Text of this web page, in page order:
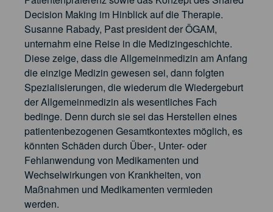
Decision Making im Hinblick auf die Therapie.
Susanne Rabady, Past president der ÖGAM,
unternahm eine Reise in die Medizingeschichte.
Diese zeige, dass die Allgemeinmedizin am Anfang
die einzige Medizin gewesen sei, dann folgten
Spezialisierungen, die wiederum die Wiedergeburt
der Allgemeinmedizin als wesentliches Fach
bedinge. Denn durch sie sei das Herstellen eines
patientenbezogenen Gesamtkontextes möglich, es
könnten Schäden durch Über-, Unter- oder
Fehlanwendung von Medikamenten und
Wechselwirkungen von Krankheiten, von
Maßnahmen und Medikamenten vermieden
werden.